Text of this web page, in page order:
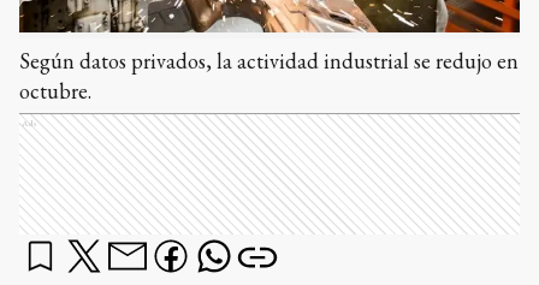
Según datos privados, la actividad industrial se redujo en
octubre.
Ads